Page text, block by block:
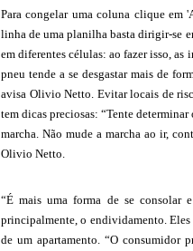
Para congelar uma coluna clique em
linha de uma planilha basta dirigir-se
em diferentes células: ao fazer isso,
pneu tende a se desgastar mais de
avisa Olivio Netto. Evitar locais de
tem dicas preciosas: “Tente
marcha. Não mude a marcha ao ir,
Olivio Netto.
“É mais uma forma de se consolar
principalmente, o endividamento.
de um apartamento. “O consumidor